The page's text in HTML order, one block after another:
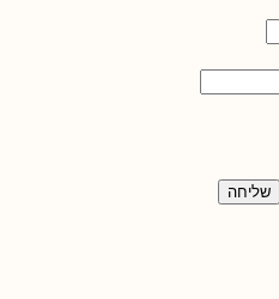
שליחה